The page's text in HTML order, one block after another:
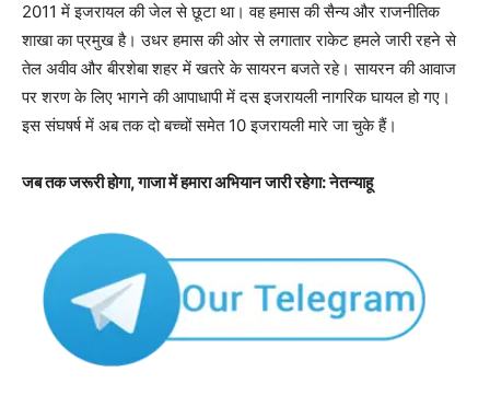
2011 में इजरायल की जेल से छूटा था। वह हमास की सैन्य और राजनीतिक
शाखा का प्रमुख है। उधर हमास की ओर से लगातार राकेट हमले जारी रहने से
तेल अवीव और बीरशेबा शहर में खतरे के सायरन बजते रहे। सायरन की आवाज
पर शरण के लिए भागने की आपाधापी में दस इजरायली नागरिक घायल हो गए।
इस संघषर्ष में अब तक दो बच्चों समेत 10 इजरायली मारे जा चुके हैं।
जब तक जरूरी होगा, गाजा में हमारा अभियान जारी रहेगा: नेतन्याहू